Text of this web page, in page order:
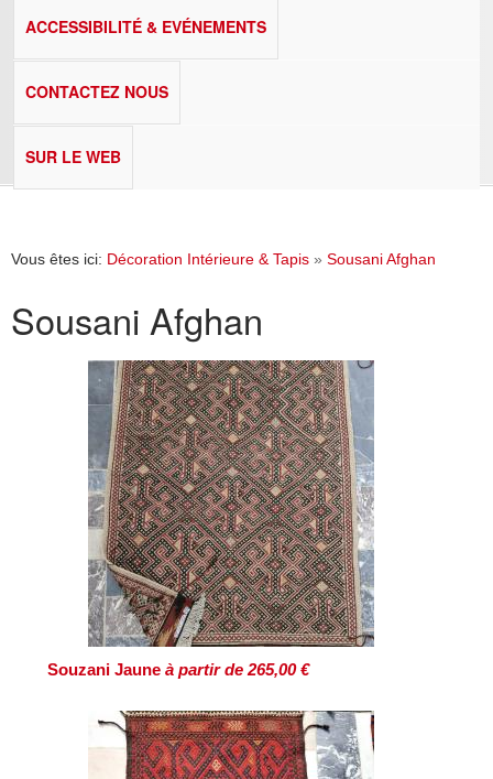
ACCESSIBILITÉ & EVÉNEMENTS
CONTACTEZ NOUS
SUR LE WEB
Vous êtes ici: Décoration Intérieure & Tapis » Sousani Afghan
Sousani Afghan
Souzani Jaune à partir de 265,00 €